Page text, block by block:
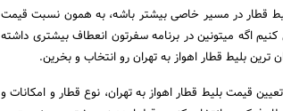
قطار در مسیر خاصی بیشتر باشه، به همون نسبت قیمت
اگه میتونین در برنامه سفرتون انعطاف بیشتری داشته
ترین بلیط قطار اهواز به تهران رو انتخاب و بخرین.
قیمت بلیط قطار اهواز به تهران، نوع قطار و امکانات و